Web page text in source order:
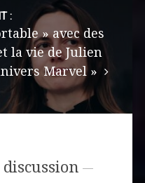
:
» avec des
la vie de Julien
Marvel »